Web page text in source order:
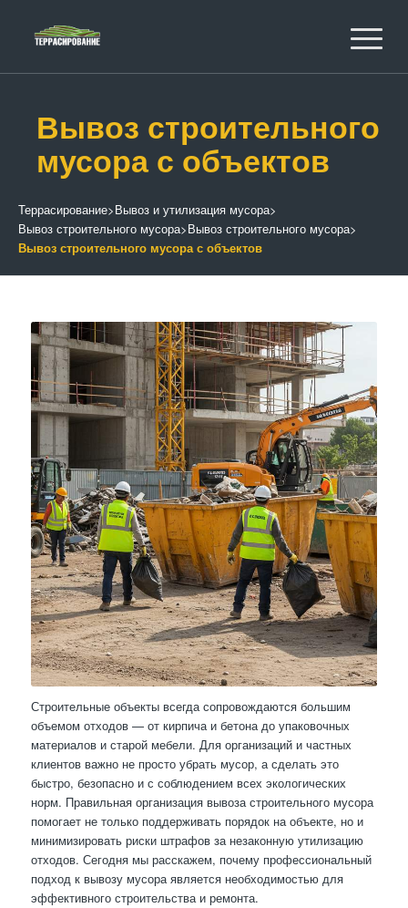
Вывоз строительного
мусора с объектов
Террасирование>Вывоз и утилизация мусора>
Вывоз строительного мусора>Вывоз строительного мусора>
Вывоз строительного мусора с объектов
Строительные объекты всегда сопровождаются большим
объемом отходов — от кирпича и бетона до упаковочных
материалов и старой мебели. Для организаций и частных
клиентов важно не просто убрать мусор, а сделать это
быстро, безопасно и с соблюдением всех экологических
норм. Правильная организация вывоза строительного мусора
помогает не только поддерживать порядок на объекте, но и
минимизировать риски штрафов за незаконную утилизацию
отходов. Сегодня мы расскажем, почему профессиональный
подход к вывозу мусора является необходимостью для
эффективного строительства и ремонта.